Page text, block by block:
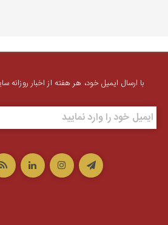
با ارسال ایمیل خود، هر هفته از اخبار